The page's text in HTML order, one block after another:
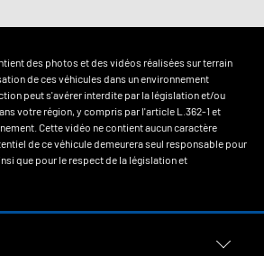
des photos et des vidéos réalisées sur terrain
de ces véhicules dans un environnement
peut s'avérer interdite par la législation et/ou
votre région, y compris par l'article L.362-1 et
Cette vidéo ne contient aucun caractère
de ce véhicule demeurera seul responsable pour
que pour le respect de la législation et